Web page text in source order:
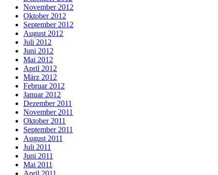
November 2012
Oktober 2012
September 2012
August 2012
Juli 2012
Juni 2012
Mai 2012
April 2012
März 2012
Februar 2012
Januar 2012
Dezember 2011
November 2011
Oktober 2011
September 2011
August 2011
Juli 2011
Juni 2011
Mai 2011